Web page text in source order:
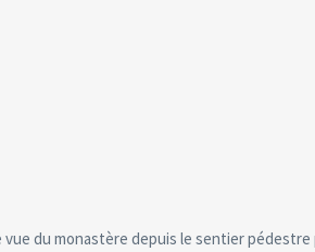
vue du monastère depuis le sentier